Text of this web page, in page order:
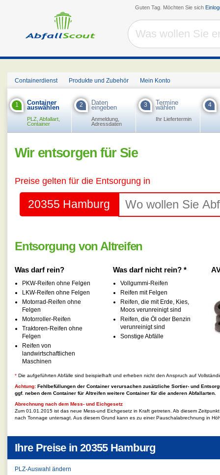
Guten Tag. Möchten Sie sich
Containerdienst Produkte und Zubehör Mein Konto
1 Container
auswählen
PLZ, Abfallart,
Container
2 Daten
eingeben
Anmeldung,
Adressdaten
3 Termine
wählen
Ihr Liefertermin
4
Wir entsorgen für Sie
Preise gelten für die Entsorgung in
20355 Hamburg
Entsorgung von Altreifen
Was darf rein?
PKW-Reifen ohne Felgen
LKW-Reifen ohne Felgen
Motorrad-Reifen ohne
Felgen
Motorroller-Reifen
Traktoren-Reifen ohne
Felgen
Reifen von
landwirtschaftlichen
Maschinen
Was darf nicht rein? *
Vollgummi-Reifen
Reifen mit Felgen
Reifen, die mit Erde, Kies,
Moos verunreinigt sind
Reifen, die Öl oder Benzin
verunreinigt sind
Sonstige Abfälle
* Die aufgeführten Abfälle sind beispielhaft und erheben nicht den Anspruch auf
Achtung: Fehlbefüllungen der Container verursachen zusätzliche Sortier- und
ggf. neben dem Container für Altreifen weitere Container für die anderen Abfallarten.
Abrechnung nach dem Mess- und Eichgesetz
Zum 01.01.2015 ist das neue Mess-und Eichgesetz in Kraft getreten. Ab diesem
nach Tonnage untersagt. Aus diesem Grund kann es zu einer Pauschalabrechnung in
Ihre Preise in20355 Hamburg
PLZ-Auswahl ändern